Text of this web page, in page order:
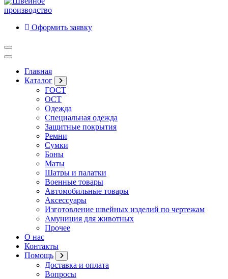
Оформить заявку
Главная
Каталог
ГОСТ
ОСТ
Одежда
Специальная одежда
Защитные покрытия
Ремни
Сумки
Боны
Маты
Шатры и палатки
Военные товары
Автомобильные товары
Аксессуары
Изготовление швейных изделий по чертежам
Амуниция для животных
Прочее
О нас
Контакты
Помощь
Доставка и оплата
Вопросы